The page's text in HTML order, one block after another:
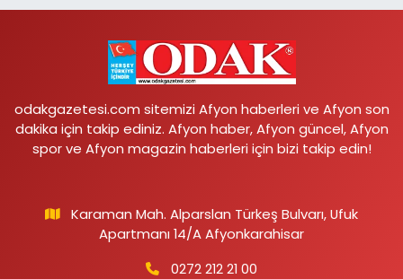
odakgazetesi.com sitemizi Afyon haberleri ve Afyon son
dakika için takip ediniz. Afyon haber, Afyon güncel, Afyon
spor ve Afyon magazin haberleri için bizi takip edin!
Karaman Mah. Alparslan Türkeş Bulvarı, Ufuk
Apartmanı 14/A Afyonkarahisar
0272 212 21 00